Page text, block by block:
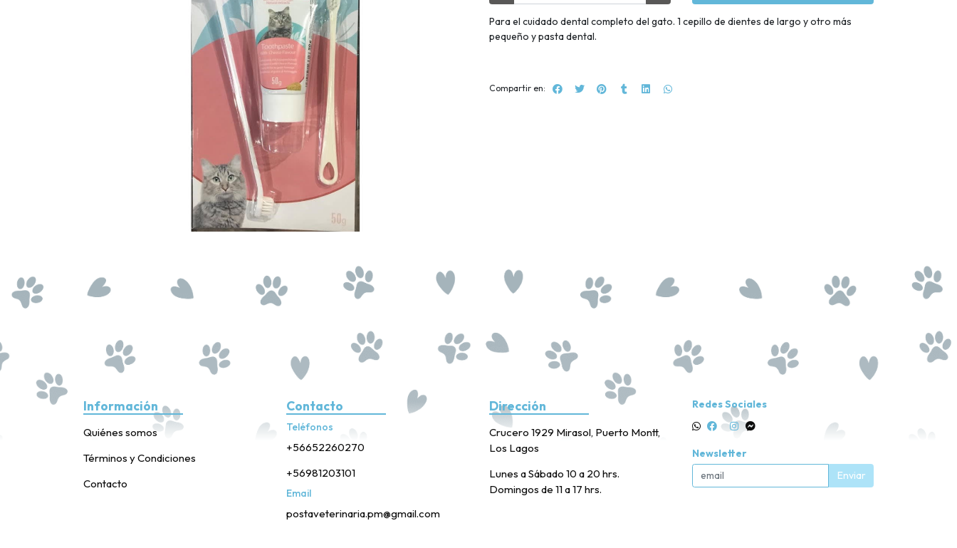
Para el cuidado dental completo del gato. 1 cepillo de dientes de largo y otro más
pequeño y pasta dental.
Compartir en:
Información
Quiénes somos
Términos y Condiciones
Contacto
Contacto
Teléfonos
+56652260270
+56981203101
Email
postaveterinaria.pm@gmail.com
Dirección
Crucero 1929 Mirasol, Puerto Montt,
Los Lagos
Lunes a Sábado 10 a 20 hrs.
Domingos de 11 a 17 hrs.
Redes Sociales
Newsletter
Enviar